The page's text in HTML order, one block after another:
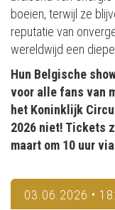
boeien, terwijl ze
reputatie van
wereldwijd een
Hun Belgische
voor alle fans van
het Koninklijk
2026 niet! Tickets
maart om 10 uur via
03.06.2026 •